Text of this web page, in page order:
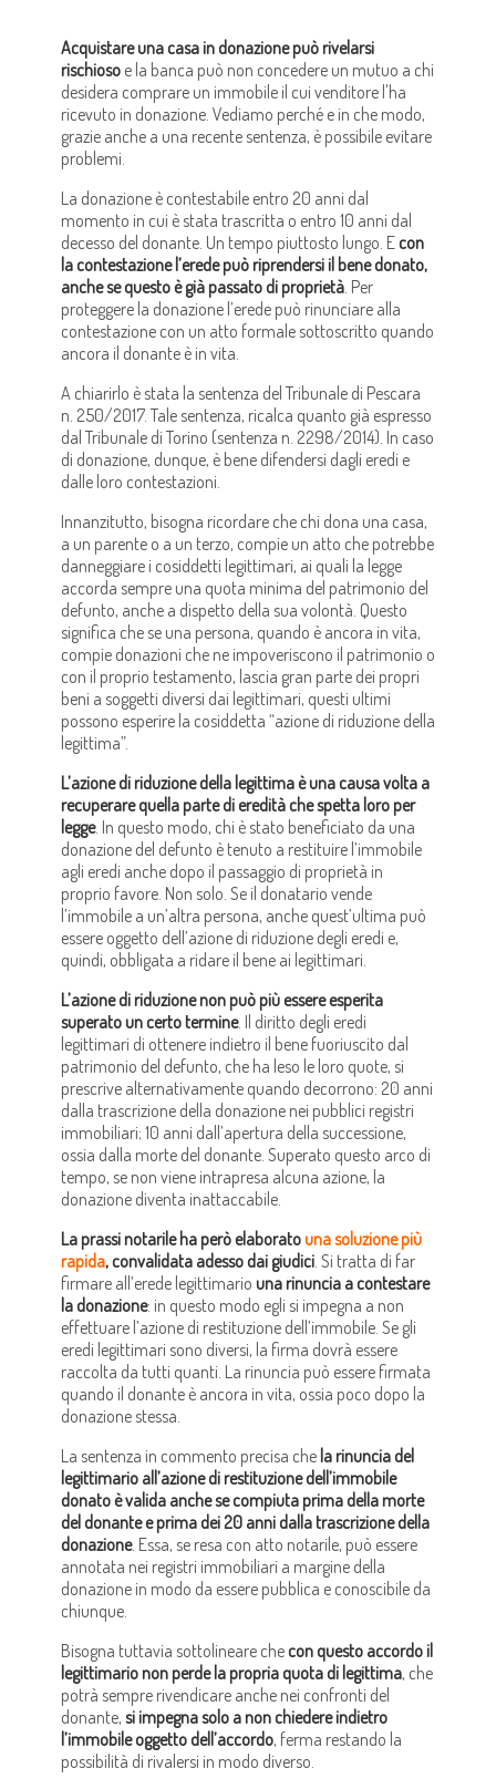
Acquistare una casa in donazione può rivelarsi
rischioso e la banca può non concedere un mutuo a chi
desidera comprare un immobile il cui venditore l'ha
ricevuto in donazione. Vediamo perché e in che modo,
grazie anche a una recente sentenza, è possibile evitare
problemi.
La donazione è contestabile entro 20 anni dal
momento in cui è stata trascritta o entro 10 anni dal
decesso del donante. Un tempo piuttosto lungo. E con
la contestazione l’erede può riprendersi il bene donato,
anche se questo è già passato di proprietà. Per
proteggere la donazione l’erede può rinunciare alla
contestazione con un atto formale sottoscritto quando
ancora il donante è in vita.
A chiarirlo è stata la sentenza del Tribunale di Pescara
n. 250/2017. Tale sentenza, ricalca quanto già espresso
dal Tribunale di Torino (sentenza n. 2298/2014). In caso
di donazione, dunque, è bene difendersi dagli eredi e
dalle loro contestazioni.
Innanzitutto, bisogna ricordare che chi dona una casa,
a un parente o a un terzo, compie un atto che potrebbe
danneggiare i cosiddetti legittimari, ai quali la legge
accorda sempre una quota minima del patrimonio del
defunto, anche a dispetto della sua volontà. Questo
significa che se una persona, quando è ancora in vita,
compie donazioni che ne impoveriscono il patrimonio o
con il proprio testamento, lascia gran parte dei propri
beni a soggetti diversi dai legittimari, questi ultimi
possono esperire la cosiddetta “azione di riduzione della
legittima”.
L’azione di riduzione della legittima è una causa volta a
recuperare quella parte di eredità che spetta loro per
legge. In questo modo, chi è stato beneficiato da una
donazione del defunto è tenuto a restituire l’immobile
agli eredi anche dopo il passaggio di proprietà in
proprio favore. Non solo. Se il donatario vende
l’immobile a un’altra persona, anche quest’ultima può
essere oggetto dell’azione di riduzione degli eredi e,
quindi, obbligata a ridare il bene ai legittimari.
L’azione di riduzione non può più essere esperita
superato un certo termine. Il diritto degli eredi
legittimari di ottenere indietro il bene fuoriuscito dal
patrimonio del defunto, che ha leso le loro quote, si
prescrive alternativamente quando decorrono: 20 anni
dalla trascrizione della donazione nei pubblici registri
immobiliari; 10 anni dall’apertura della successione,
ossia dalla morte del donante. Superato questo arco di
tempo, se non viene intrapresa alcuna azione, la
donazione diventa inattaccabile.
La prassi notarile ha però elaboratouna soluzione più
rapida, convalidata adesso dai giudici. Si tratta di far
firmare all’erede legittimario una rinuncia a contestare
la donazione: in questo modo egli si impegna a non
effettuare l’azione di restituzione dell’immobile. Se gli
eredi legittimari sono diversi, la firma dovrà essere
raccolta da tutti quanti. La rinuncia può essere firmata
quando il donante è ancora in vita, ossia poco dopo la
donazione stessa.
La sentenza in commento precisa che la rinuncia del
legittimario all’azione di restituzione dell’immobile
donato è valida anche se compiuta prima della morte
del donante e prima dei 20 anni dalla trascrizione della
donazione. Essa, se resa con atto notarile, può essere
annotata nei registri immobiliari a margine della
donazione in modo da essere pubblica e conoscibile da
chiunque.
Bisogna tuttavia sottolineare che con questo accordo il
legittimario non perde la propria quota di legittima, che
potrà sempre rivendicare anche nei confronti del
donante, si impegna solo a non chiedere indietro
l’immobile oggetto dell’accordo, ferma restando la
possibilità di rivalersi in modo diverso.